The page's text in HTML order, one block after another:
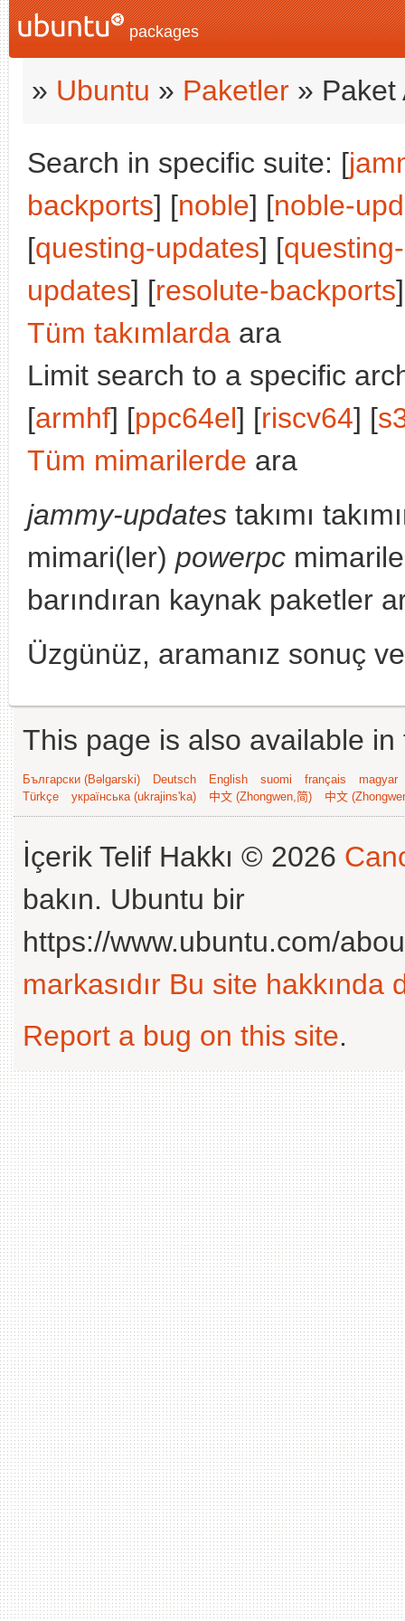
packages
» Ubuntu » Paketler » Paket
Search in specific suite: [
backports] [noble] [noble-
[questing-updates] [
updates] [resolute-backports
Tüm takımlarda ara
Limit search to a specific
[armhf] [ppc64el] [riscv64] [
Tüm mimarilerde ara
jammy-updates takımı
mimari(ler) powerpc
barındıran kaynak paketler
Üzgünüz, aramanız sonuç
This page is also available
Български (Bəlgarski) Deutsch English suomi français
magyar
Türkçe
українська (ukrajins'ka) 中文 (Zhongwen,简) 中文
İçerik Telif Hakkı © 2026
bakın. Ubuntu bir
https://www.ubuntu.com/
markasıdır Bu site hakkında
Report a bug on this site.